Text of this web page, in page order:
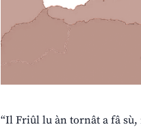
“Il Friûl lu àn tornât a fâ